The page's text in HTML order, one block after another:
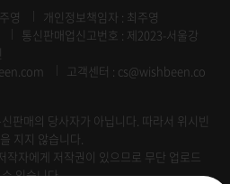
영
개인정보책임자 : 최주영
통신판매업신고번호 : 제2023-서울강
고객센터 : cs@wishbeen.co
판매의 당사자가 아닙니다. 따라서 위시빈
지지 않습니다.
작자에게 저작권이 있으므로 무단 업로드
있습니다.